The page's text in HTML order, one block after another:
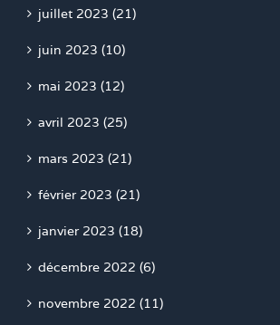
juillet 2023 (21)
juin 2023 (10)
mai 2023 (12)
avril 2023 (25)
mars 2023 (21)
février 2023 (21)
janvier 2023 (18)
décembre 2022 (6)
novembre 2022 (11)